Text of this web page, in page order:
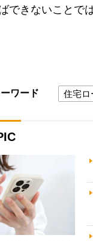
できないことで
ワード 住宅ロ